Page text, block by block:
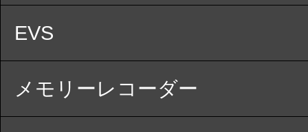
EVS
メモリーレコーダー